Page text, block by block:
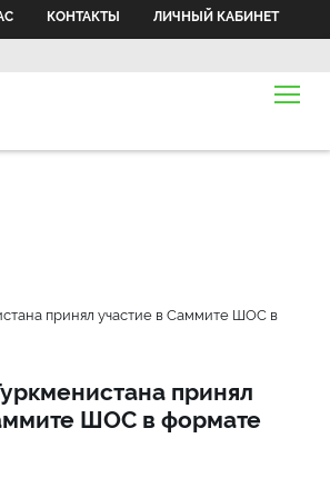
КОНТАКТЫ ЛИЧНЫЙ КАБИНЕТ
принял участие в Саммите ШОС в
принял
ШОС в формате